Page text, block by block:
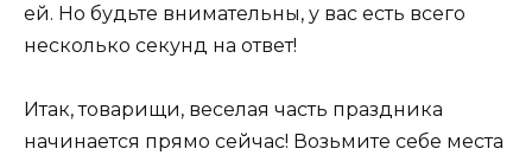
ей. Но будьте внимательны, у вас есть всего
несколько секунд на ответ!
Итак, товарищи, веселая часть праздника
начинается прямо сейчас! Возьмите себе места